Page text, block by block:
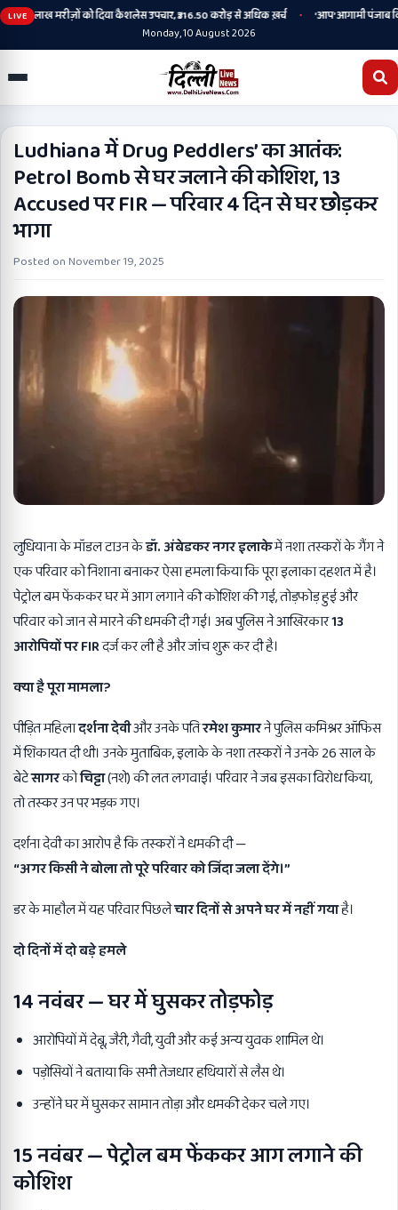
LIVEलाख मरीज़ों को दिया कैशलेस उपचार, ₹316.50 करोड़ से अधिक ख़र्च •
‘आप’ आगामी पंजाब
Monday, 10 August 2026
Ludhiana में Drug Peddlers’ का आतंक:
Petrol Bomb से घर जलाने की कोशिश, 13
Accused पर FIR — परिवार 4 दिन से घर छोड़कर
भागा
Posted onNovember 19, 2025
लुधियाना के मॉडल टाउन केडॉ. अंबेडकर नगर इलाकेमें नशा तस्करों के गैंग ने
एक परिवार को निशाना बनाकर ऐसा हमला किया कि पूरा इलाका दहशत में है।
पेट्रोल बम फेंककर घर में आग लगाने की कोशिश की गई, तोड़फोड़ हुई और
परिवार को जान से मारने की धमकी दी गई। अब पुलिस ने आखिरकार13
आरोपियों पर FIRदर्ज कर ली है और जांच शुरू कर दी है।
क्या है पूरा मामला?
पीड़ित महिलादर्शना देवीऔर उनके पतिरमेश कुमारने पुलिस कमिश्नर ऑफिस
में शिकायत दी थी। उनके मुताबिक, इलाके के नशा तस्करों ने उनके 26 साल के
बेटेसागरकोचिट्टा(नशे) की लत लगवाई। परिवार ने जब इसका विरोध किया,
तो तस्कर उन पर भड़क गए।
दर्शना देवी का आरोप है कि तस्करों ने धमकी दी —
“अगर किसी ने बोला तो पूरे परिवार को जिंदा जला देंगे।”
डर के माहौल में यह परिवार पिछलेचार दिनों से अपने घर में नहीं गयाहै।
दो दिनों में दो बड़े हमले
14नवंबर—घर में घुसकर तोड़फोड़
आरोपियों में देबू, जैरी, गैवी, युवी और कई अन्य युवक शामिल थे।
पड़ोसियों ने बताया कि सभी तेजधार हथियारों से लैस थे।
उन्होंने घर में घुसकर सामान तोड़ा और धमकी देकर चले गए।
15नवंबर—पेट्रोल बम फेंककर आग लगाने की
कोशिश